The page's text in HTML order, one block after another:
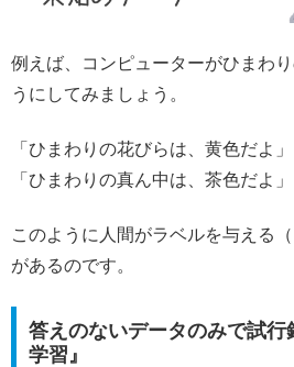
例えば、コンピューターがひまわ
うにしてみましょう。
「ひまわりの花びらは、黄色だよ」
「ひまわりの真ん中は、茶色だよ」
このように人間がラベルを与える
があるのです。
答えのないデータのみで試行
学習』